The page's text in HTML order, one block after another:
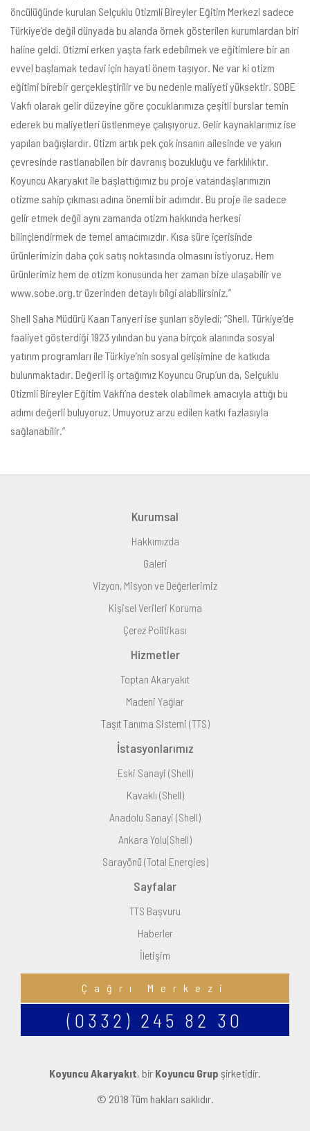
öncülüğünde kurulan Selçuklu Otizmli Bireyler Eğitim Merkezi sadece
Türkiye’de değil dünyada bu alanda örnek gösterilen kurumlardan biri
haline geldi. Otizmi erken yaşta fark edebilmek ve eğitimlere bir an
evvel başlamak tedavi için hayati önem taşıyor. Ne var ki otizm
eğitimi birebir gerçekleştirilir ve bu nedenle maliyeti yüksektir. SOBE
Vakfı olarak gelir düzeyine göre çocuklarımıza çeşitli burslar temin
ederek bu maliyetleri üstlenmeye çalışıyoruz. Gelir kaynaklarımız ise
yapılan bağışlardır. Otizm artık pek çok insanın ailesinde ve yakın
çevresinde rastlanabilen bir davranış bozukluğu ve farklılıktır.
Koyuncu Akaryakıt ile başlattığımız bu proje vatandaşlarımızın
otizme sahip çıkması adına önemli bir adımdır. Bu proje ile sadece
gelir etmek değil aynı zamanda otizm hakkında herkesi
bilinçlendirmek de temel amacımızdır. Kısa süre içerisinde
ürünlerimizin daha çok satış noktasında olmasını istiyoruz. Hem
ürünlerimiz hem de otizm konusunda her zaman bize ulaşabilir ve
www.sobe.org.trüzerinden detaylı bilgi alabilirsiniz.”
Shell Saha Müdürü Kaan Tanyeri ise şunları söyledi; “Shell, Türkiye’de
faaliyet gösterdiği 1923 yılından bu yana birçok alanında sosyal
yatırım programları ile Türkiye’nin sosyal gelişimine de katkıda
bulunmaktadır. Değerli iş ortağımız Koyuncu Grup’un da, Selçuklu
Otizmli Bireyler Eğitim Vakfı’na destek olabilmek amacıyla attığı bu
adımı değerli buluyoruz. Umuyoruz arzu edilen katkı fazlasıyla
sağlanabilir.”
Kurumsal
Hakkımızda
Galeri
Vizyon, Misyon ve Değerlerimiz
Kişisel Verileri Koruma
Çerez Politikası
Hizmetler
Toptan Akaryakıt
Madeni Yağlar
Taşıt Tanıma Sistemi (TTS)
İstasyonlarımız
Eski Sanayi (Shell)
Kavaklı (Shell)
Anadolu Sanayi (Shell)
Ankara Yolu(Shell)
Sarayönü (Total Energies)
Sayfalar
TTS Başvuru
Haberler
İletişim
Çağrı Merkezi
(0332) 245 82 30
Koyuncu Akaryakıt, bir Koyuncu Grup şirketidir.
© 2018 Tüm hakları saklıdır.